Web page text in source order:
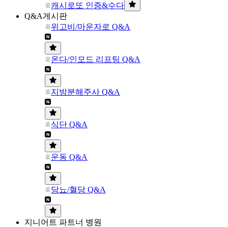
캐시로또 인증&수다
Q&A게시판
위고비/마운자로 Q&A
온다/인모드 리프팅 Q&A
지방분해주사 Q&A
식단 Q&A
운동 Q&A
당뇨/혈당 Q&A
지니어트 파트너 병원